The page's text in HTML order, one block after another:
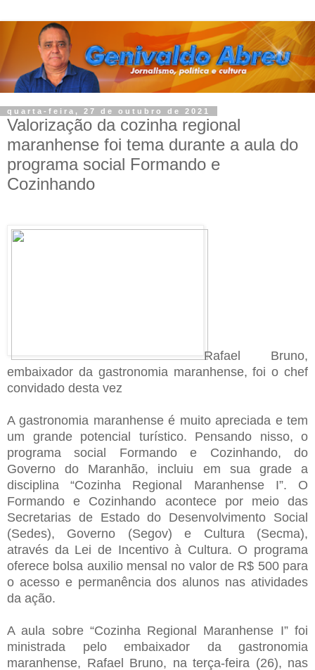
quarta-feira, 27 de outubro de 2021
Valorização da cozinha regional
maranhense foi tema durante a aula do
programa social Formando e
Cozinhando
Rafael Bruno,
embaixador da gastronomia maranhense, foi o chef
convidado desta vez
A gastronomia maranhense é muito apreciada e tem
um grande potencial turístico. Pensando nisso, o
programa social Formando e Cozinhando, do
Governo do Maranhão, incluiu em sua grade a
disciplina “Cozinha Regional Maranhense I”. O
Formando e Cozinhando acontece por meio das
Secretarias de Estado do Desenvolvimento Social
(Sedes), Governo (Segov) e Cultura (Secma),
através da Lei de Incentivo à Cultura. O programa
oferece bolsa auxilio mensal no valor de R$ 500 para
o acesso e permanência dos alunos nas atividades
da ação.
A aula sobre “Cozinha Regional Maranhense I” foi
ministrada pelo embaixador da gastronomia
maranhense, Rafael Bruno, na terça-feira (26), nas